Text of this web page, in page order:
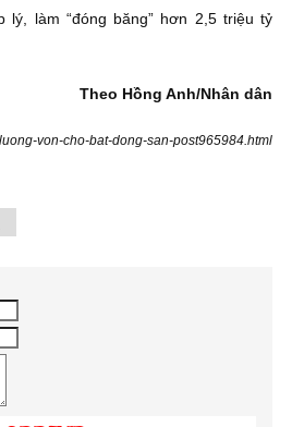
lý, làm “đóng băng” hơn 2,5 triệu tỷ
Theo Hồng Anh/Nhân dân
von-cho-bat-dong-san-post965984.html